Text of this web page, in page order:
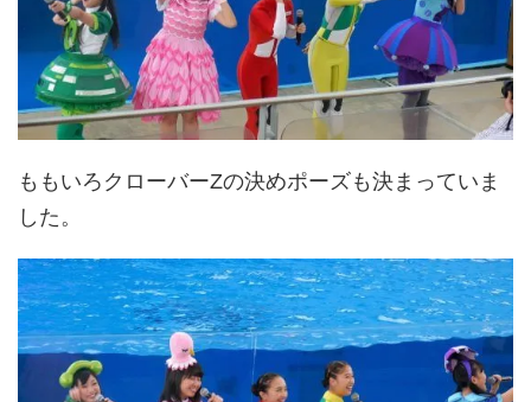
ももいろクローバーZの決めポーズも決まっていま
した。